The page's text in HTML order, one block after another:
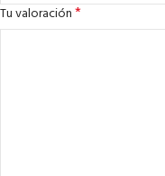
Tu valoración*